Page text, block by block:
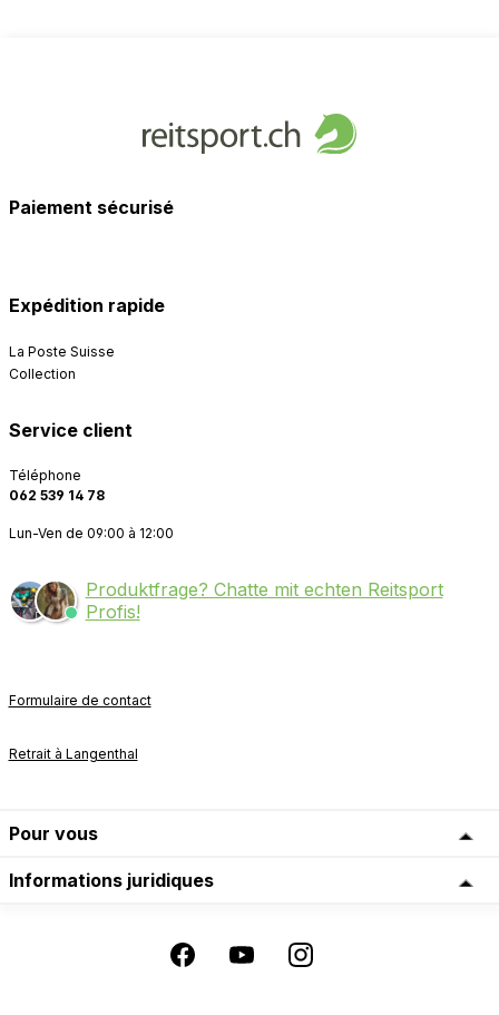
Paiement sécurisé
Expédition rapide
La Poste Suisse
Collection
Service client
Téléphone
062 539 14 78
Lun-Ven de 09:00 à 12:00
Produktfrage? Chatte mit echten Reitsport
Profis!
Formulaire de contact
Retrait à Langenthal
Pour vous
Informations juridiques